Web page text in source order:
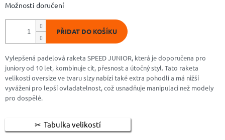
Možnosti doručení
PŘIDAT DO KOŠÍKU
Vylepšená padelová raketa SPEED JUNIOR, která je doporučena pro
juniory od 10 let, kombinuje cit, přesnost a útočný styl. Tato raketa
velikosti oversize ve tvaru slzy nabízí také extra pohodlí a má nižší
vyvážení pro lepší ovladatelnost, což usnadňuje manipulaci než modely
pro dospělé.
Tabulka velikostí